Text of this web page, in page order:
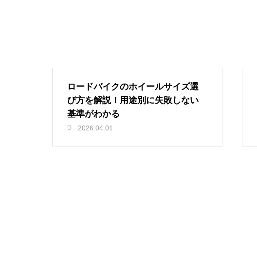
ロードバイクのホイールサイズ選
び方を解説！用途別に失敗しない
基準がわかる
2026.04.01